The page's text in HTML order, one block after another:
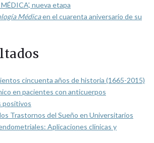
nueva etapa
Médicaen el cuarenta aniversario de su
cincuenta años de historia (1665-2015)
en pacientes con anticuerpos
positivos
Trastornos del Sueño en Universitarios
Aplicaciones clínicas y